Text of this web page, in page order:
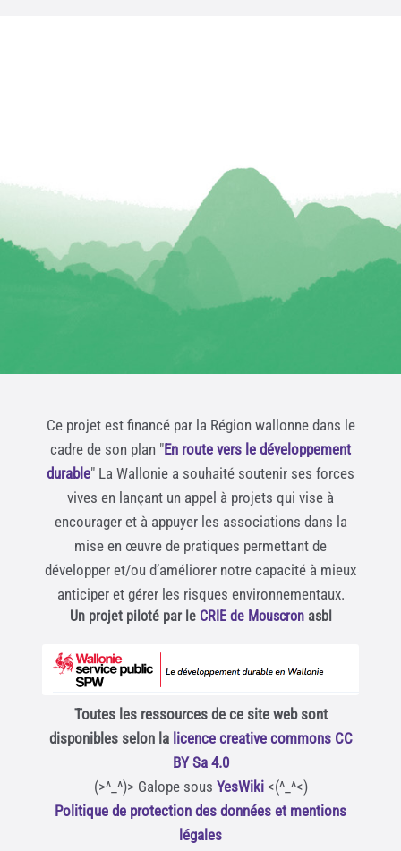
Ce projet est financé par la Région wallonne dans le
cadre de son plan "En route vers le développement
durable" La Wallonie a souhaité soutenir ses forces
vives en lançant un appel à projets qui vise à
encourager et à appuyer les associations dans la
mise en œuvre de pratiques permettant de
développer et/ou d’améliorer notre capacité à mieux
anticiper et gérer les risques environnementaux.
Un projet piloté par le CRIE de Mouscronasbl
Toutes les ressources de ce site web sont
disponibles selon la licence creative commons CC
BY Sa 4.0
(>^_^)> Galope sous YesWiki<(^_^<)
Politique de protection des données et mentions
légales